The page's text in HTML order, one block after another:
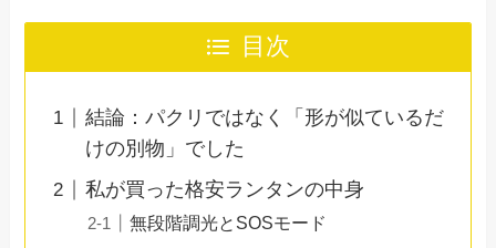
目次
結論：パクリではなく「形が似ているだ
けの別物」でした
私が買った格安ランタンの中身
無段階調光とSOSモード